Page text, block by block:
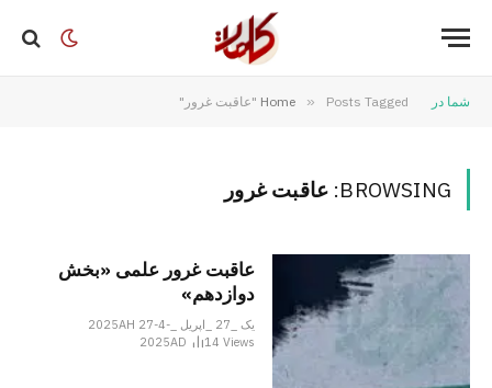
شما در Home » Posts Tagged "عاقبت غرور"
BROWSING: عاقبت غرور
عاقبت غرور علمی «بخش
دوازدهم»
یک _27 _اپریل _2025AH 27-4-
2025AD
14Views